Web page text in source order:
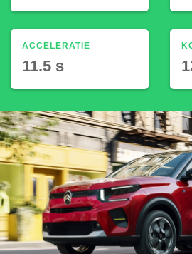
ACCELERATIE
11.5 s